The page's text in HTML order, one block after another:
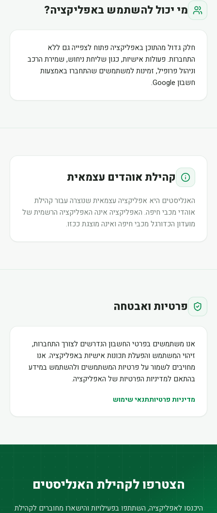
מי יכול להשתמש באפליקציה?
חלק גדול מהתוכן באפליקציה פתוח לצפייה גם ללא
התחברות. פעולות אישיות, כגון שליחת ניחוש, שמירת הרכב
וניהול פרופיל, זמינות למשתמשים שהתחברו באמצעות
חשבון Google.
קהילת אוהדים עצמאית
האנליסטים היא אפליקציה עצמאית שנוצרה עבור קהילת
אוהדי מכבי חיפה. האפליקציה אינה האפליקציה הרשמית של
מועדון הכדורגל מכבי חיפה ואינה מוצגת ככזו.
פרטיות ואבטחה
אנו משתמשים בפרטי החשבון הנדרשים לצורך התחברות,
זיהוי המשתמש והפעלת תכונות אישיות באפליקציה. אנו
מחויבים לשמור על פרטיות המשתמשים ולהשתמש במידע
בהתאם למדיניות הפרטיות של האפליקציה.
מדיניות פרטיותתנאי שימוש
הצטרפו לקהילת האנליסטים
היכנסו לאפליקציה, השתתפו בפעילויות והישארו מחוברים לקהילת